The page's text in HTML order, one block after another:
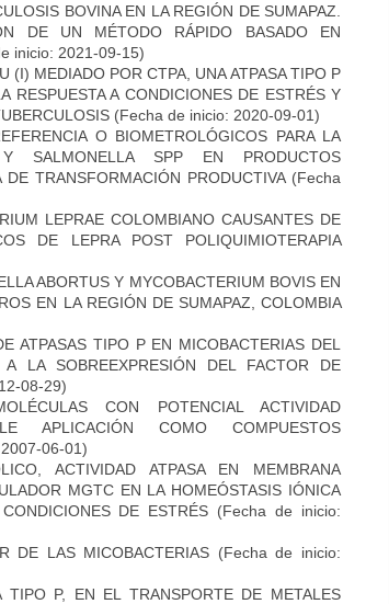
BOVINA EN LA REGIÓN DE SUMAPAZ.
DE UN MÉTODO RÁPIDO BASADO EN
inicio: 2021-09-15)
(I) MEDIADO POR CTPA, UNA ATPASA TIPO P
RESPUESTA A CONDICIONES DE ESTRÉS Y
(Fecha de inicio: 2020-09-01)
O BIOMETROLÓGICOS PARA LA
SALMONELLA SPP EN PRODUCTOS
TRANSFORMACIÓN PRODUCTIVA(Fecha
LEPRAE COLOMBIANO CAUSANTES DE
DE LEPRA POST POLIQUIMIOTERAPIA
ABORTUS Y MYCOBACTERIUM BOVIS EN
EN LA REGIÓN DE SUMAPAZ, COLOMBIA
ATPASAS TIPO P EN MICOBACTERIAS DEL
LA SOBREEXPRESIÓN DEL FACTOR DE
08-29)
CON POTENCIAL ACTIVIDAD
APLICACIÓN COMO COMPUESTOS
06-01)
ACTIVIDAD ATPASA EN MEMBRANA
MGTC EN LA HOMEÓSTASIS IÓNICA
DE ESTRÉS (Fecha de inicio:
DE LAS MICOBACTERIAS (Fecha de inicio:
TIPO P, EN EL TRANSPORTE DE METALES